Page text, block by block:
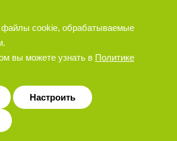
файлы cookie, обрабатываемые
вы можете узнать в Политике
Настроить